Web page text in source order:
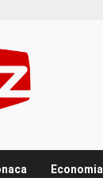
Economia